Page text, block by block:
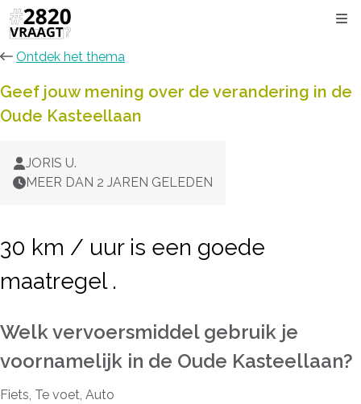
Ontdek het thema
Geef jouw mening over de verandering in de
Oude Kasteellaan
JORIS U.
MEER DAN 2 JAREN GELEDEN
30 km / uur is een goede
maatregel .
Welk vervoersmiddel gebruik je
voornamelijk in de Oude Kasteellaan?
Fiets, Te voet, Auto